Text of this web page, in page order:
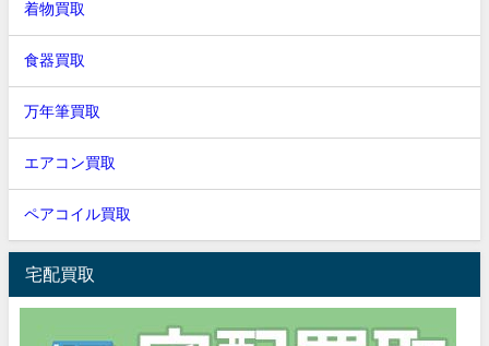
着物買取
食器買取
万年筆買取
エアコン買取
ペアコイル買取
宅配買取